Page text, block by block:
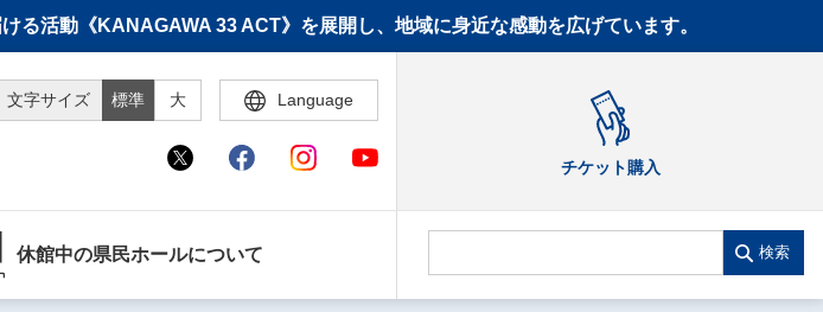
活動《KANAGAWA 33 ACT》を展開し、地域に身近な感動を広げています。
文字サイズ 標準 大 Language
チケット購入
休館中の県民ホールについて 検索